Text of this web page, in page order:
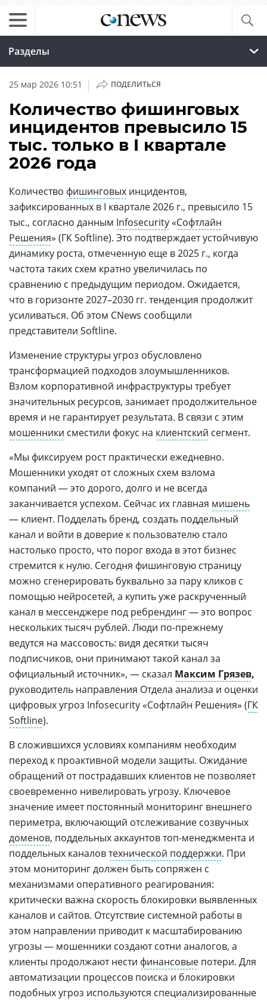
Разделы
25 мар 2026 10:51 | ПОДЕЛИТЬСЯ
Количество фишинговых
инцидентов превысило 15
тыс. только в I квартале
2026 года
Количество фишинговых инцидентов,
зафиксированных в I квартале 2026 г., превысило 15
тыс., согласно данным Infosecurity «Софтлайн
Решения» (ГК Softline). Это подтверждает устойчивую
динамику роста, отмеченную еще в 2025 г., когда
частота таких схем кратно увеличилась по
сравнению с предыдущим периодом. Ожидается,
что в горизонте 2027–2030 гг. тенденция продолжит
усиливаться. Об этом CNews сообщили
представители Softline.
Изменение структуры угроз обусловлено
трансформацией подходов злоумышленников.
Взлом корпоративной инфраструктуры требует
значительных ресурсов, занимает продолжительное
время и не гарантирует результата. В связи с этим
мошенники сместили фокус на клиентский сегмент.
«Мы фиксируем рост практически ежедневно.
Мошенники уходят от сложных схем взлома
компаний — это дорого, долго и не всегда
заканчивается успехом. Сейчас их главная мишень
— клиент. Подделать бренд, создать поддельный
канал и войти в доверие к пользователю стало
настолько просто, что порог входа в этот бизнес
стремится к нулю. Сегодня фишинговую страницу
можно сгенерировать буквально за пару кликов с
помощью нейросетей, а купить уже раскрученный
канал в мессенджере под ребрендинг— это вопрос
нескольких тысяч рублей. Люди по-прежнему
ведутся на массовость: видя десятки тысяч
подписчиков, они принимают такой канал за
официальный источник», — сказал Максим Грязев,
руководитель направления Отдела анализа и оценки
цифровых угроз Infosecurity «Софтлайн Решения» (ГК
Softline).
В сложившихся условиях компаниям необходим
переход к проактивной модели защиты. Ожидание
обращений от пострадавших клиентов не позволяет
своевременно нивелировать угрозу. Ключевое
значение имеет постоянный мониторинг внешнего
периметра, включающий отслеживание созвучных
доменов, поддельных аккаунтов топ-менеджмента и
поддельных каналовтехнической поддержки. При
этом мониторинг должен быть сопряжен с
механизмами оперативного реагирования:
критически важна скорость блокировки выявленных
каналов и сайтов. Отсутствие системной работы в
этом направлении приводит к масштабированию
угрозы — мошенники создают сотни аналогов, а
клиенты продолжают нести финансовые потери. Для
автоматизации процессов поиска и блокировки
подобных угроз используются специализированные